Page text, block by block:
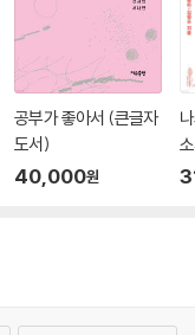
공부가 좋아서 (큰글자
도서)
40,000원